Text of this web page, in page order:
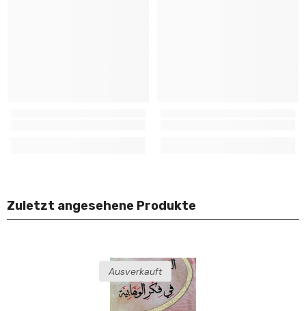
Zuletzt angesehene Produkte
Ausverkauft